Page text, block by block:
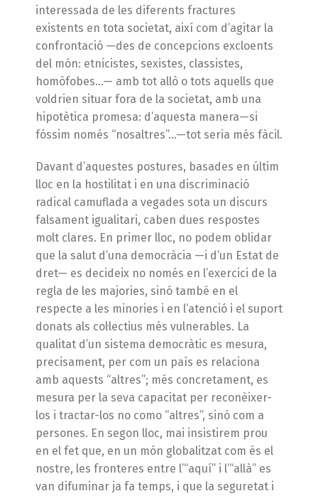
interessada de les diferents fractures
existents en tota societat, així com d’agitar la
confrontació —des de concepcions excloents
del món: etnicistes, sexistes, classistes,
homòfobes…— amb tot allò o tots aquells que
voldrien situar fora de la societat, amb una
hipotètica promesa: d’aquesta manera—si
fóssim només “nosaltres”…—tot seria més fàcil.
Davant d’aquestes postures, basades en últim
lloc en la hostilitat i en una discriminació
radical camuflada a vegades sota un discurs
falsament igualitari, caben dues respostes
molt clares. En primer lloc, no podem oblidar
que la salut d’una democràcia —i d’un Estat de
dret— es decideix no només en l’exercici de la
regla de les majories, sinó també en el
respecte a les minories i en l’atenció i el suport
donats als col·lectius més vulnerables. La
qualitat d’un sistema democràtic es mesura,
precisament, per com un país es relaciona
amb aquests “altres”; més concretament, es
mesura per la seva capacitat per reconèixer-
los i tractar-los no como “altres”, sinó com a
persones. En segon lloc, mai insistirem prou
en el fet que, en un món globalitzat com és el
nostre, les fronteres entre l’“aquí” i l’“allà” es
van difuminar ja fa temps, i que la seguretat i